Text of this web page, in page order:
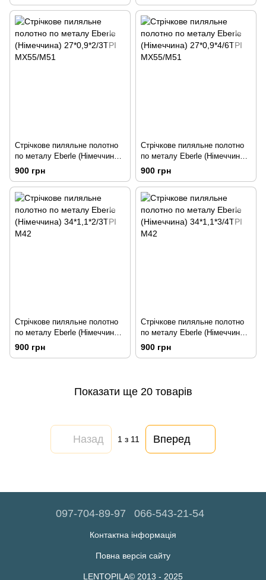
Стрічкове пиляльне полотно
по металу Eberle (Німеччина)
27*0,9*2/3TPI MX55/M51
900 грн
Стрічкове пиляльне полотно
по металу Eberle (Німеччина)
27*0,9*4/6TPI MX55/M51
900 грн
Стрічкове пиляльне полотно
по металу Eberle (Німеччина)
34*1,1*2/3TPI M42
900 грн
Стрічкове пиляльне полотно
по металу Eberle (Німеччина)
34*1,1*3/4TPI M42
900 грн
Показати ще 20 товарів
Назад 1 з 11 Вперед
097-704-89-97 066-543-21-54
Контактна інформація
Повна версія сайту
LENTOPILA© 2013 - 2025